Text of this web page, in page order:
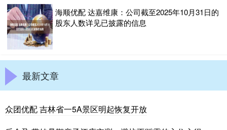
海顺优配 达嘉维康：公司截至2025年10月31日的
股东人数详见已披露的信息
最新文章
众团优配 吉林省一5A景区明起恢复开放